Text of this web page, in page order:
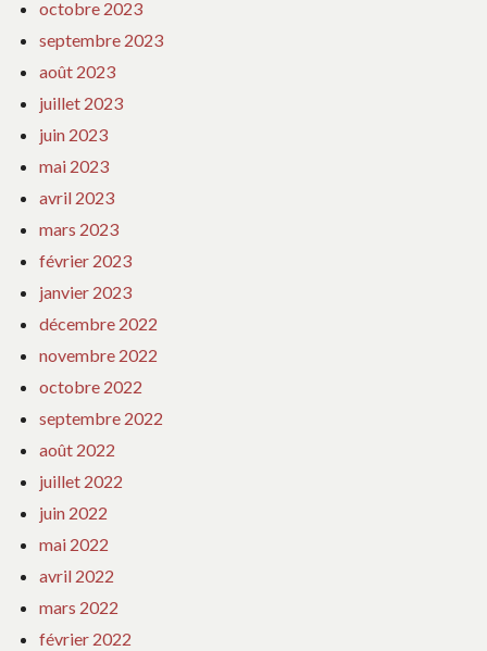
octobre 2023
septembre 2023
août 2023
juillet 2023
juin 2023
mai 2023
avril 2023
mars 2023
février 2023
janvier 2023
décembre 2022
novembre 2022
octobre 2022
septembre 2022
août 2022
juillet 2022
juin 2022
mai 2022
avril 2022
mars 2022
février 2022